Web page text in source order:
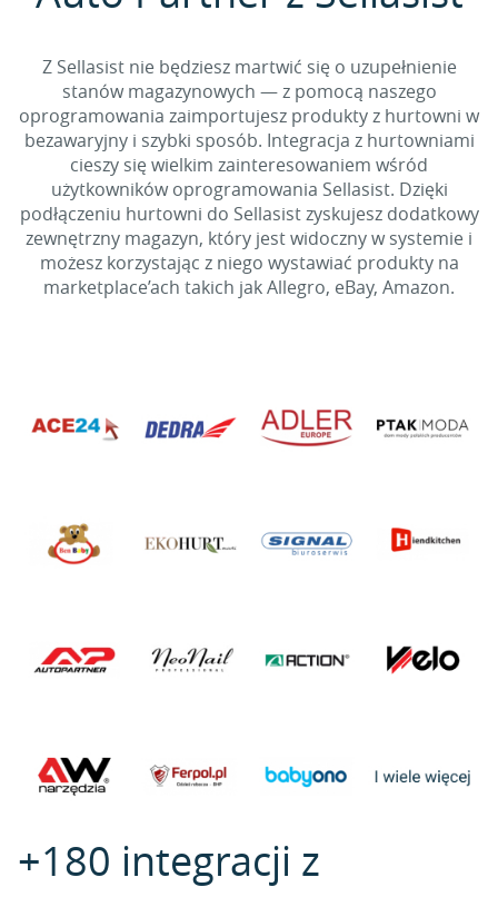
Z Sellasist nie będziesz martwić się o uzupełnienie
stanów magazynowych — z pomocą naszego
oprogramowania zaimportujesz produkty z hurtowni w
bezawaryjny i szybki sposób. Integracja z hurtowniami
cieszy się wielkim zainteresowaniem wśród
użytkowników oprogramowania Sellasist. Dzięki
podłączeniu hurtowni do Sellasist zyskujesz dodatkowy
zewnętrzny magazyn, który jest widoczny w systemie i
możesz korzystając z niego wystawiać produkty na
marketplace’ach takich jak Allegro, eBay, Amazon.
+180 integracji z